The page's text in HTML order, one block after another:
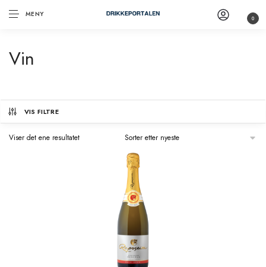
MENY 0
Vin
VIS FILTRE
Viser det ene resultatet